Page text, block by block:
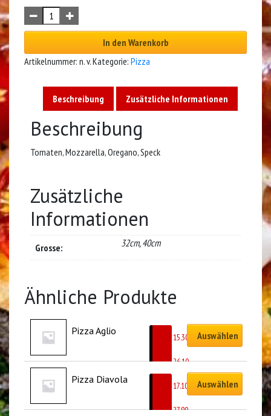
In den Warenkorb
Artikelnummer: n. v.Kategorie: Pizza
Beschreibung Zusätzliche Informationen
Beschreibung
Tomaten, Mozzarella, Oregano, Speck
Zusätzliche
Informationen
Grosse: 32cm, 40cm
Ähnliche Produkte
Pizza Aglio
15.30
CHF26.10
Auswählen
Pizza Diavola
17.10
CHF27.90
Auswählen